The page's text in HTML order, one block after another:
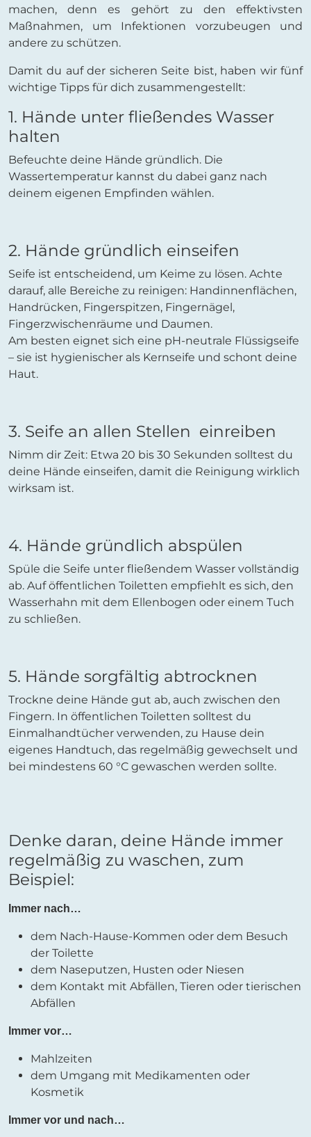
machen, denn es gehört zu den effektivsten
Maßnahmen, um Infektionen vorzubeugen und
andere zu schützen.
Damit du auf der sicheren Seite bist, haben wir fünf
wichtige Tipps für dich zusammengestellt:
1. Hände unter fließendes Wasser
halten
Befeuchte deine Hände gründlich. Die
Wassertemperatur kannst du dabei ganz nach
deinem eigenen Empfinden wählen.
2. Hände gründlich einseifen
Seife ist entscheidend, um Keime zu lösen. Achte
darauf, alle Bereiche zu reinigen: Handinnenflächen,
Handrücken, Fingerspitzen, Fingernägel,
Fingerzwischenräume und Daumen.
Am besten eignet sich eine pH-neutrale Flüssigseife
– sie ist hygienischer als Kernseife und schont deine
Haut.
3. Seife an allen Stellen einreiben
Nimm dir Zeit: Etwa 20 bis 30 Sekunden solltest du
deine Hände einseifen, damit die Reinigung wirklich
wirksam ist.
4. Hände gründlich abspülen
Spüle die Seife unter fließendem Wasser vollständig
ab. Auf öffentlichen Toiletten empfiehlt es sich, den
Wasserhahn mit dem Ellenbogen oder einem Tuch
zu schließen.
5. Hände sorgfältig abtrocknen
Trockne deine Hände gut ab, auch zwischen den
Fingern. In öffentlichen Toiletten solltest du
Einmalhandtücher verwenden, zu Hause dein
eigenes Handtuch, das regelmäßig gewechselt und
bei mindestens 60 °C gewaschen werden sollte.
Denke daran, deine Hände immer
regelmäßig zu waschen, zum
Beispiel:
Immer nach…
dem Nach-Hause-Kommen oder dem Besuch
der Toilette
dem Naseputzen, Husten oder Niesen
dem Kontakt mit Abfällen, Tieren oder tierischen
Abfällen
Immer vor…
Mahlzeiten
dem Umgang mit Medikamenten oder
Kosmetik
Immer vor und nach…